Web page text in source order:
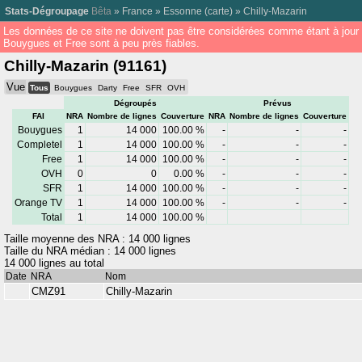
Stats-Dégroupage Bêta » France » Essonne (carte) » Chilly-Mazarin
Les données de ce site ne doivent pas être considérées comme étant à
Bouygues et Free sont à peu près fiables.
Chilly-Mazarin (91161)
Vue Tous Bouygues Darty Free SFR
OVH
Dégroupés
Prévus
FAI
NRA Nombre de lignes Couverture NRA Nombre de lignes Couverture
Bouygues 1 14 000 100.00 % - -
-
Completel
1 14 000 100.00 % - -
-
Free
1 14 000 100.00 % - -
-
OVH
0 0 0.00 % - -
-
SFR
1 14 000 100.00 % - -
-
Orange TV
1 14 000 100.00 % - -
-
Total
1 14 000 100.00 %
Taille moyenne des NRA : 14 000 lignes
Taille du NRA médian : 14 000 lignes
14 000 lignes au total
Date NRA Nom
CMZ91 Chilly-Mazarin